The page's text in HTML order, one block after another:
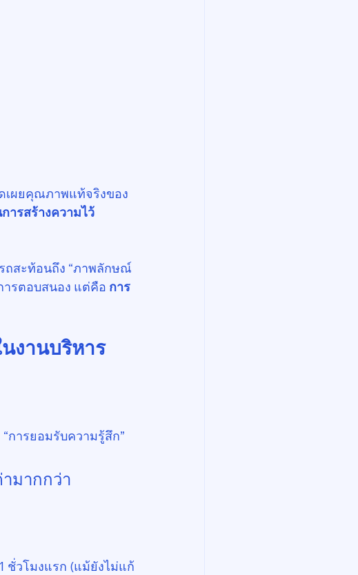
ดเผยคุณภาพแท้จริงของ
ารสร้างความไว้
ถสะท้อนถึง “ภาพลักษณ์
ารตอบสนอง แต่คือ การ
งานบริหาร
การยอมรับความรู้สึก”
มากกว่า
ชั่วโมงแรก (แม้ยังไม่แก้